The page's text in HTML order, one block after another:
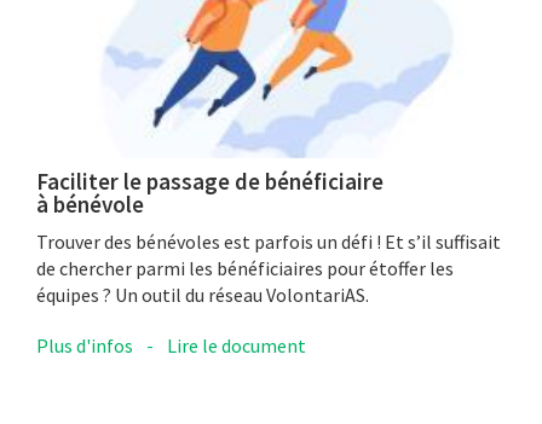
Faciliter le passage de bénéficiaire
à bénévole
Trouver des bénévoles est parfois un défi ! Et s’il suffisait
de chercher parmi les bénéficiaires pour étoffer les
équipes ? Un outil du réseau VolontariAS.
Plus d'infos - Lire le document